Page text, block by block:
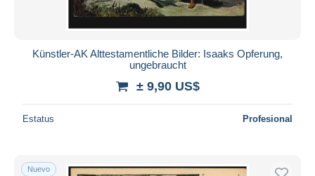
Künstler-AK Alttestamentliche Bilder: Isaaks Opferung,
ungebraucht
± 9,90 US$
Estatus Profesional
Nuevo